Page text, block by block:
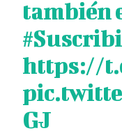
también
https://
GJ